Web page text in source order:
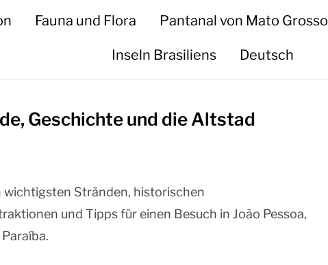
Fauna und Flora Pantanal von Mato Grosso
Inseln Brasiliens Deutsch
Geschichte und die Altstad
Stränden, historischen
und Tipps für einen Besuch in João Pessoa,